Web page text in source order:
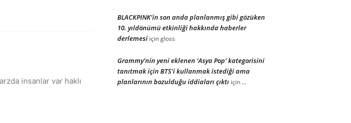
insanlar var haklı
BLACKPINK’in son anda planlanmış gibi gözüken
10. yıldönümü etkinliği hakkında haberler
derlemesi içingloss
Grammy’nin yeni eklenen ‘Asya Pop’ kategorisini
tanıtmak için BTS’i kullanmak istediği ama
planlarının bozulduğu iddiaları çıktı için ...